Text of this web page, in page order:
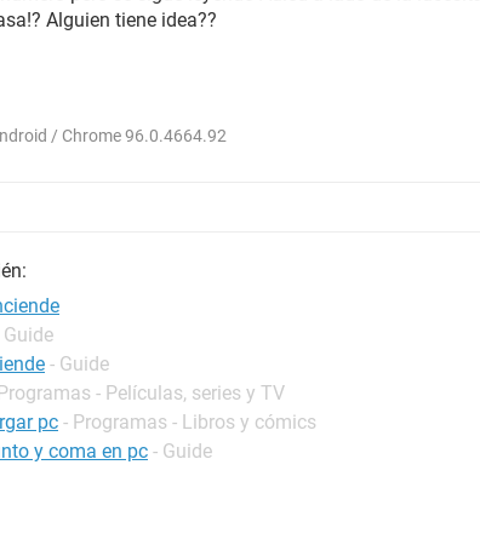
Alguien tiene idea??
/ Chrome 96.0.4664.92
Guide
- Guide
- Películas, series y TV
pc - Programas - Libros y cómics
y coma en pc - Guide